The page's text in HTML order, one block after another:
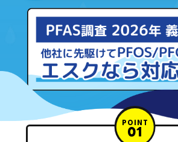
POINT
01